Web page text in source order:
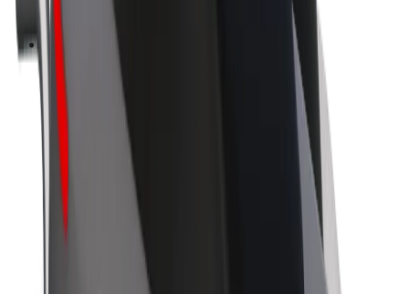
Franchiser
Karrierer
Om Bolt
Bærekraft hos Bolt
Nyhetsrom
Retningslinjer for varemerke